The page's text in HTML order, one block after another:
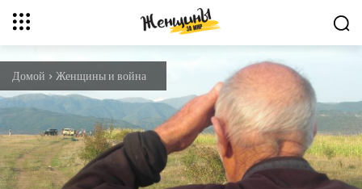
Домой Женщины и война